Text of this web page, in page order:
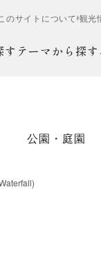
のサイトについて 観光
す テーマから探す
公園・庭園